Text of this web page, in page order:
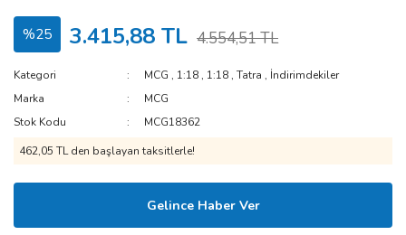
%25 3.415,88 TL 4.554,51 TL
Kategori MCG , 1:18 , 1:18 ,Tatra , İndirimdekiler
Marka
MCG
Stok Kodu
MCG18362
462,05 TL den başlayan taksitlerle!
Gelince Haber Ver